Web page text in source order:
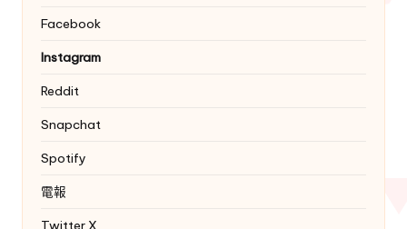
Facebook
Instagram
Reddit
Snapchat
Spotify
電報
Twitter X